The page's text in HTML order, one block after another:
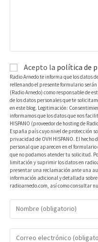
Acepto la política de
Radio Arnedo te informa que los datos
rellenando el presente formulario serán
(Radio Arnedo) como responsable de
de los datos personales que te
en este blog. Legitimación:
informamos que los datos que nos
HISPANO (proveedor de hosting de
España país cuyo nivel de protección
privacidad de OVH HISPANO. El
personal que aparecen en el
que no podamos atender tu solicitud.
limitación y suprimir los datos en
presentar una reclamación ante una
información adicional y detallada
radioarnedo.com, así como consultar